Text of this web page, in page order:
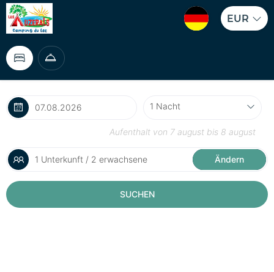
EUR
Aufenthalt von 7 august bis 8 august
1 Unterkunft / 2 erwachsene Ändern